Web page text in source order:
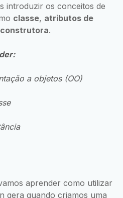
introduzir os conceitos de
classe, atributos de
construtora.
a objetos (OO)
aprender como utilizar
gera quando criamos uma